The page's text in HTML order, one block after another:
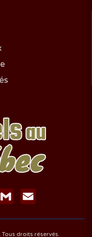
Gmail
droits réservés.